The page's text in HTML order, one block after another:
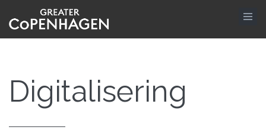
hovedindhold
Digitalisering